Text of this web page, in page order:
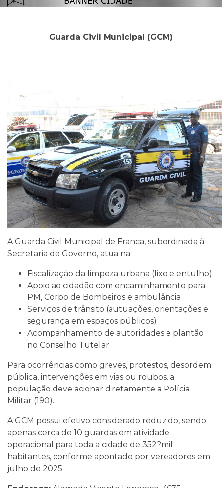
Guarda Civil Municipal (GCM)
A Guarda Civil Municipal de Franca, subordinada à
Secretaria de Governo, atua na:
Fiscalização da limpeza urbana (lixo e entulho)
Apoio ao cidadão com encaminhamento para
PM, Corpo de Bombeiros e ambulância
Serviços de trânsito (autuações, orientações e
segurança em espaços públicos)
Acompanhamento de autoridades e plantão
no Conselho Tutelar
Para ocorrências como greves, protestos, desordem
pública, intervenções em vias ou roubos, a
população deve acionar diretamente a Polícia
Militar (190).
A GCM possui efetivo considerado reduzido, sendo
apenas cerca de 10 guardas em atividade
operacional para toda a cidade de 352?mil
habitantes, conforme apontado por vereadores em
julho de 2025.